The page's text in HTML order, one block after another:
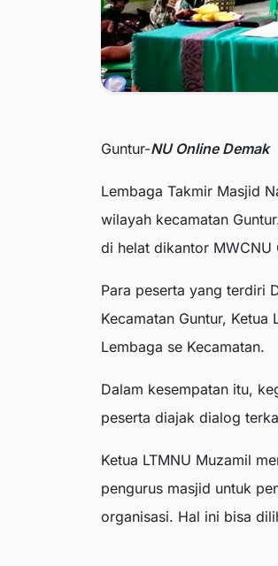
Guntur-NU Online Demak
Lembaga Takmir Masjid
wilayah kecamatan
di helat dikantor MWCNU
Para peserta yang terdiri
Kecamatan Guntur, Ketua
Lembaga se Kecamatan.
Dalam kesempatan itu,
peserta diajak dialog
Ketua LTMNU Muzamil
pengurus masjid untuk
organisasi. Hal ini bisa